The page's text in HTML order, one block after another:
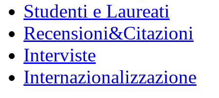
Studenti e Laureati
Recensioni&Citazioni
Interviste
Internazionalizzazione